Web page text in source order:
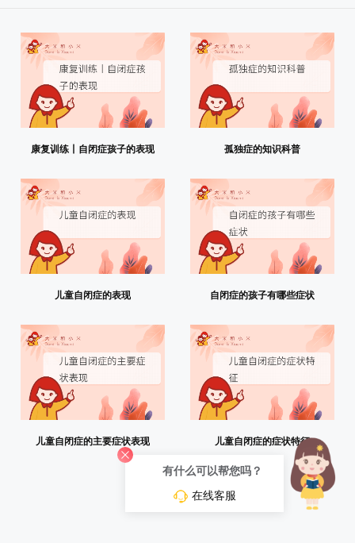
康复训练丨自闭症孩子的表现 孤独症的知识科普
儿童自闭症的表现 自闭症的孩子有哪些症状
儿童自闭症的主要症状表现 儿童自闭症的症状特征
有什么可以帮您吗？
在线客服